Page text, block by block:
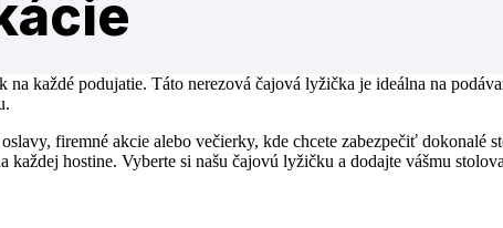
každé podujatie. Táto nerezová čajová lyžička je ideálna na
firemné akcie alebo večierky, kde chcete zabezpečiť
hostine. Vyberte si našu čajovú lyžičku a dodajte vášmu